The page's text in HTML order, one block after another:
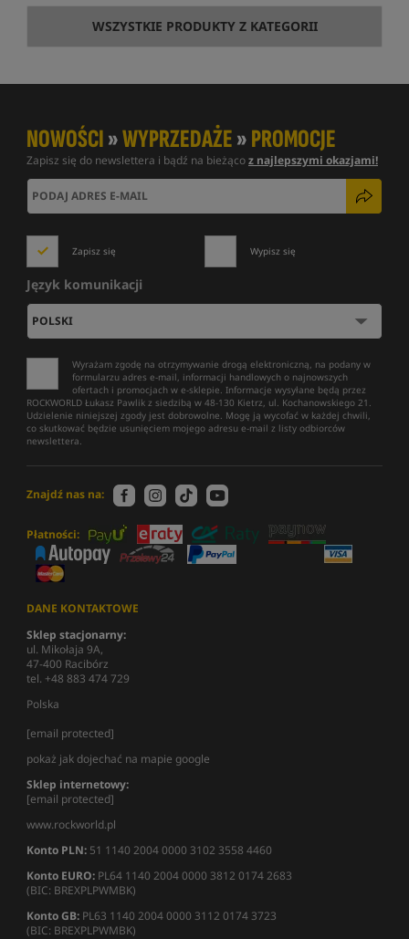
WSZYSTKIE PRODUKTY Z KATEGORII
NOWOŚCI»WYPRZEDAŻE»PROMOCJE
Zapisz się do newslettera i bądź na bieżącoz najlepszymi okazjami!
Zapisz się Wypisz się
Język komunikacji
Wyrażam zgodę na otrzymywanie drogą elektroniczną, na podany w
formularzu adres e-mail, informacji handlowych o najnowszych
ofertach i promocjach w e-sklepie. Informacje wysyłane będą przez
ROCKWORLD Łukasz Pawlik z siedzibą w 48-130 Kietrz, ul. Kochanowskiego 21.
Udzielenie niniejszej zgody jest dobrowolne. Mogę ją wycofać w każdej chwili,
co skutkować będzie usunięciem mojego adresu e-mail z listy odbiorców
newslettera.
Znajdź nas na:
Płatności:
DANE KONTAKTOWE
Sklep stacjonarny:
ul. Mikołaja 9A,
47-400 Racibórz
tel. +48 883 474 729
Polska
[email protected]
pokaż jak dojechać na mapie google
Sklep internetowy:
[email protected]
www.rockworld.pl
Konto PLN: 51 1140 2004 0000 3102 3558 4460
Konto EURO: PL64 1140 2004 0000 3812 0174 2683
(BIC: BREXPLPWMBK)
Konto GB: PL63 1140 2004 0000 3112 0174 3723
(BIC: BREXPLPWMBK)